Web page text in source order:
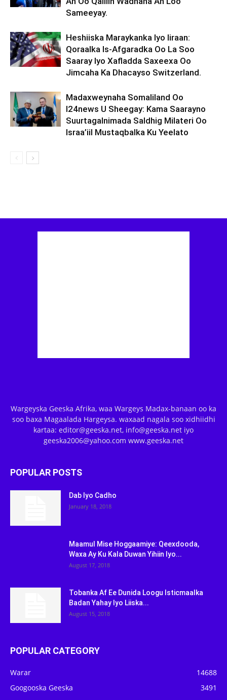
Sameeyay.
Heshiiska Maraykanka Iyo Iiraan:
Qoraalka Is-Afgaradka Oo La Soo
Saaray Iyo Xafladda Saxeexa Oo
Jimcaha Ka Dhacayso Switzerland.
Madaxweynaha Somaliland Oo
I24news U Sheegay: Kama Saarayno
Suurtagalnimada Saldhig Milateri Oo
Israa’iil Mustaqbalka Ku Yeelato
Wargeyska Geeska Afrika, waa Wargeys Madax-banaan oo ka
soo baxa Magaalada Hargeysa. waxaad nagala soo xidhiidhi
kartaa: editor@geeska.net, info@geeska.net iyo
geeska2006@yahoo.com www.geeska.net
POPULAR POSTS
Dab Iyo Cadho
January 18, 2018
Maamul Mise Hoggaamiye: Qeexdooda,
Waxa Ay Ku Kala Duwan Yihiin Iyo...
August 17, 2018
Tobanka Af Ee Dunida Loogu Isticmaalka
Badan Yahay Iyo Liiska...
August 15, 2018
POPULAR CATEGORY
Warar
14688
Googooska Geeska
3491